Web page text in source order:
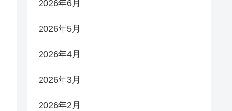
2026年6月
2026年5月
2026年4月
2026年3月
2026年2月